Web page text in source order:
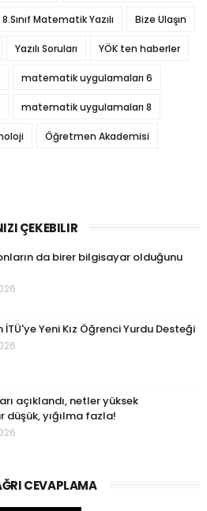
8.Sınıf Matematik Yazılı Bize Ulaşın
Yazılı Soruları YÖK ten haberler
matematik uygulamaları 6
matematik uygulamaları 8
Öğretmen Akademisi
ÇEKEBILIR
da birer bilgisayar olduğunu
Yeni Kız Öğrenci Yurdu Desteği
açıklandı, netler yüksek
düşük, yığılma fazla!
CEVAPLAMA